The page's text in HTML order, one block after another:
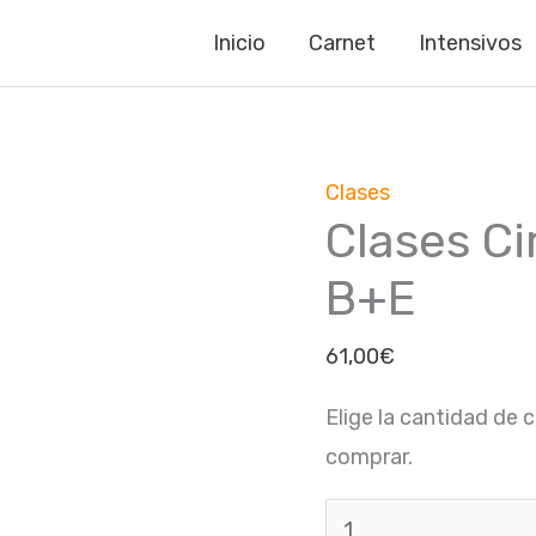
Inicio Carnet Intensivos
Clases
Clases
B+E
61,00€
Elige la cantidad de
comprar.
Clases
Circulación
B+E
cantidad